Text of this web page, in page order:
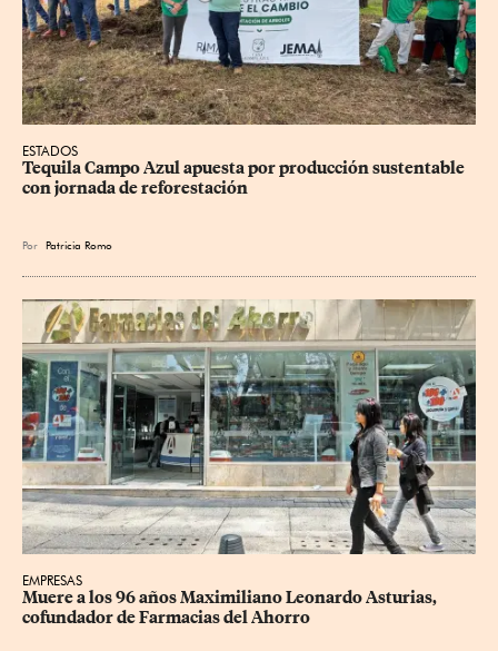
ESTADOS
Tequila Campo Azul apuesta por producción sustentable
con jornada de reforestación
Por Patricia Romo
EMPRESAS
Muere a los 96 años Maximiliano Leonardo Asturias,
cofundador de Farmacias del Ahorro